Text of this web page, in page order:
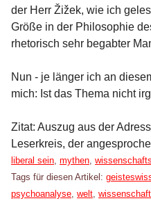
der Herr Žižek, wie ich
Größe in der Philosophie
rhetorisch sehr begabter
Nun - je länger ich an
mich: Ist das Thema nicht
Zitat: Auszug aus der
Leserkreis, der
Kategorien:
liberal sein mythen
Tags für diesen Artikel:
psychoanalyse welt